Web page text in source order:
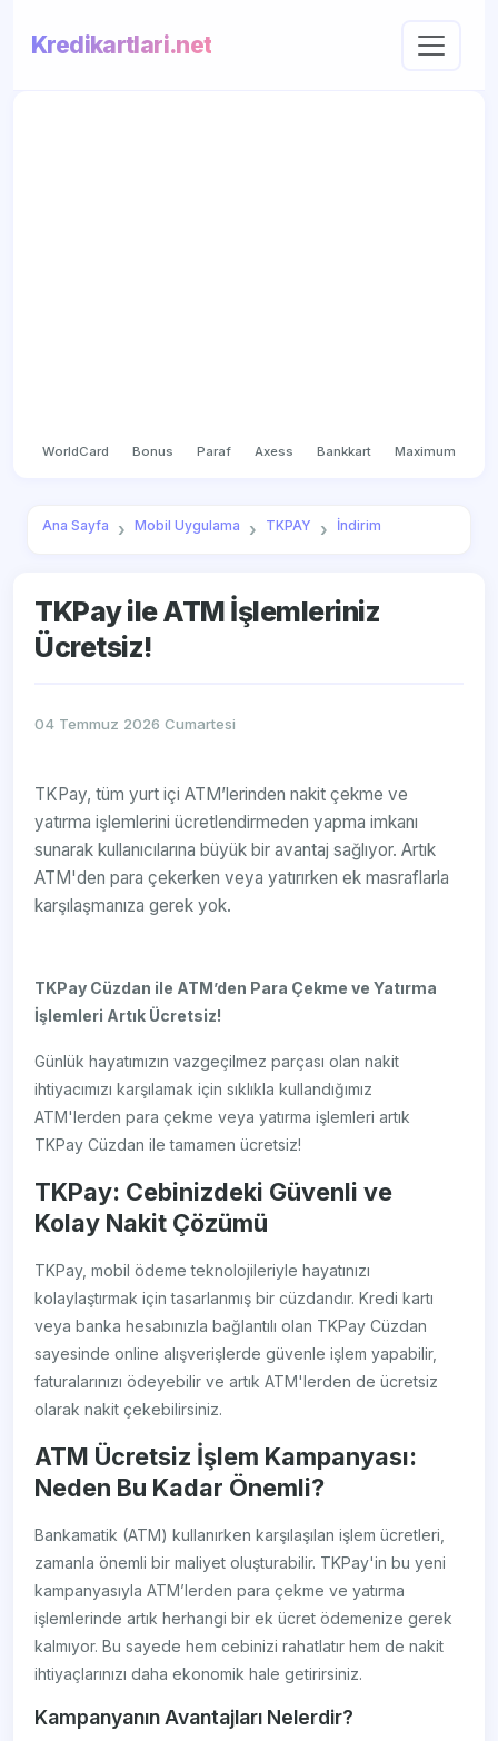
Kredikartlari.net
WorldCard Bonus Paraf Axess Bankkart Maximum
Ana Sayfa Mobil Uygulama TKPAY İndirim
TKPay ile ATM İşlemleriniz
Ücretsiz!
04 Temmuz 2026 Cumartesi
TKPay, tüm yurt içi ATM’lerinden nakit çekme ve
yatırma işlemlerini ücretlendirmeden yapma imkanı
sunarak kullanıcılarına büyük bir avantaj sağlıyor. Artık
ATM'den para çekerken veya yatırırken ek masraflarla
karşılaşmanıza gerek yok.
TKPay Cüzdan ile ATM’den Para Çekme ve Yatırma
İşlemleri Artık Ücretsiz!
Günlük hayatımızın vazgeçilmez parçası olan nakit
ihtiyacımızı karşılamak için sıklıkla kullandığımız
ATM'lerden para çekme veya yatırma işlemleri artık
TKPay Cüzdan ile tamamen ücretsiz!
TKPay: Cebinizdeki Güvenli ve
Kolay Nakit Çözümü
TKPay, mobil ödeme teknolojileriyle hayatınızı
kolaylaştırmak için tasarlanmış bir cüzdandır. Kredi kartı
veya banka hesabınızla bağlantılı olan TKPay Cüzdan
sayesinde online alışverişlerde güvenle işlem yapabilir,
faturalarınızı ödeyebilir ve artık ATM'lerden de ücretsiz
olarak nakit çekebilirsiniz.
ATM Ücretsiz İşlem Kampanyası:
Neden Bu Kadar Önemli?
Bankamatik (ATM) kullanırken karşılaşılan işlem ücretleri,
zamanla önemli bir maliyet oluşturabilir. TKPay'in bu yeni
kampanyasıyla ATM’lerden para çekme ve yatırma
işlemlerinde artık herhangi bir ek ücret ödemenize gerek
kalmıyor. Bu sayede hem cebinizi rahatlatır hem de nakit
ihtiyaçlarınızı daha ekonomik hale getirirsiniz.
Kampanyanın Avantajları Nelerdir?